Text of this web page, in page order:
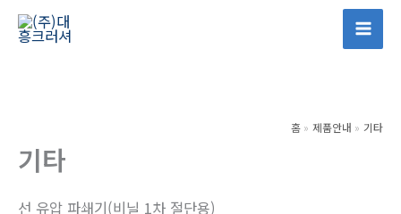
Main
홈 제품안내 기타
기타
선 유압 파쇄기(비닐 1차 절단용)